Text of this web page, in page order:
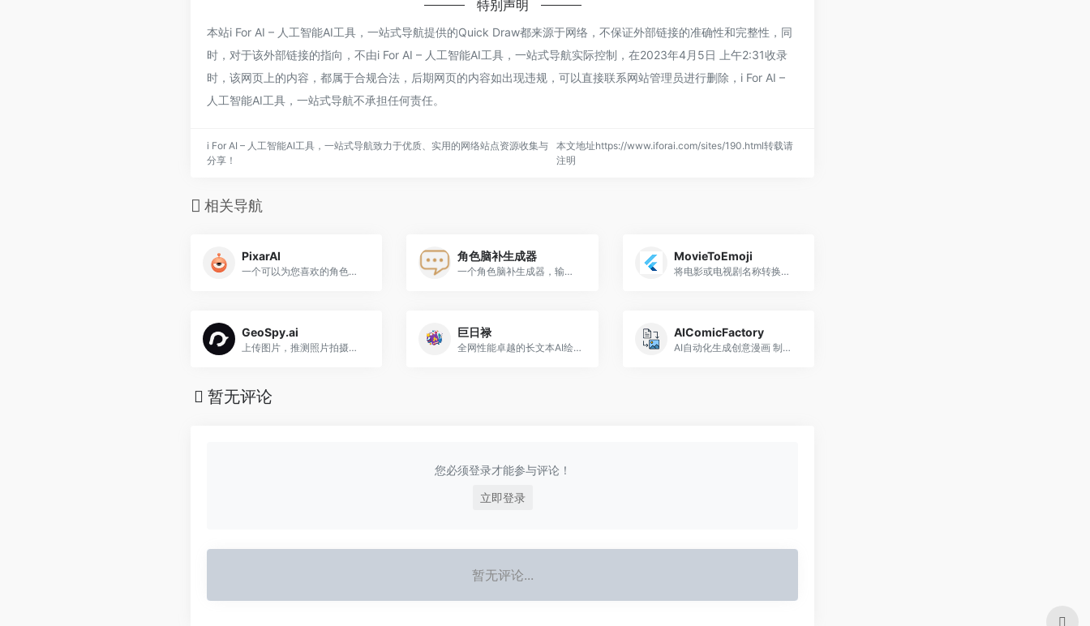
特别声明
本站i For AI – 人工智能AI工具，一站式导航提供的Quick Draw都来源于网络，不保证外部链接的准确性和完整性，同
时，对于该外部链接的指向，不由i For AI – 人工智能AI工具，一站式导航实际控制，在2023年4月5日 上午2:31收录
时，该网页上的内容，都属于合规合法，后期网页的内容如出现违规，可以直接联系网站管理员进行删除，i For AI –
人工智能AI工具，一站式导航不承担任何责任。
i For AI – 人工智能AI工具，一站式导航致力于优质、实用的网络站点资源收集与
分享！
本文地址https://www.iforai.com/sites/190.html转载请
注明
相关导航
PixarAI
一个可以为您喜欢的角色或宠物生成迪士尼皮克斯风格海报的网站
角色脑补生成器
一个角色脑补生成器，输入角色的名字来生成关于角色的特征以及性格特点。
MovieToEmoji
将电影或电视剧名称转换为表情符号
GeoSpy.ai
上传图片，推测照片拍摄的地点，精确到经纬度
巨日禄
全网性能卓越的长文本AI绘画转视频神器，故事、小说、漫画、寓言、哲理文、治愈文推文一站式生成。
AIComicFactory
AI自动化生成创意漫画 制作属于你的漫画书
暂无评论
您必须登录才能参与评论！
立即登录
暂无评论...